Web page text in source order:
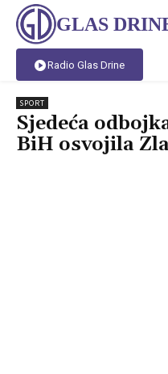
GLAS
Radio Glas Drine
SPORT
Sjedeća
BiH osvojila